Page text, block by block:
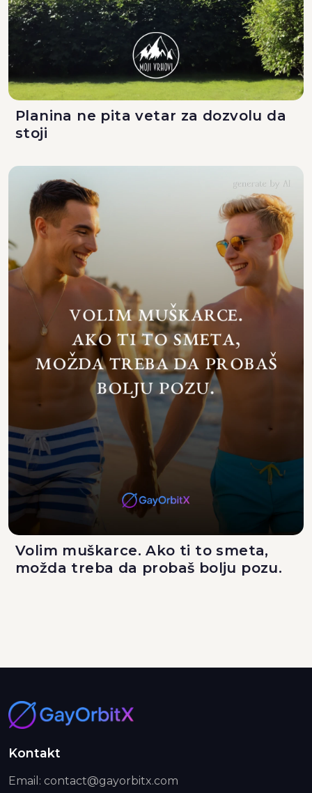
Planina ne pita vetar za dozvolu da
stoji
Volim muškarce. Ako ti to smeta,
možda treba da probaš bolju pozu.
Kontakt
Email: contact@gayorbitx.com